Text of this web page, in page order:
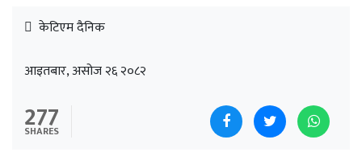
केटिएम दैनिक
आइतबार, असोज २६ २०८२
277
SHARES